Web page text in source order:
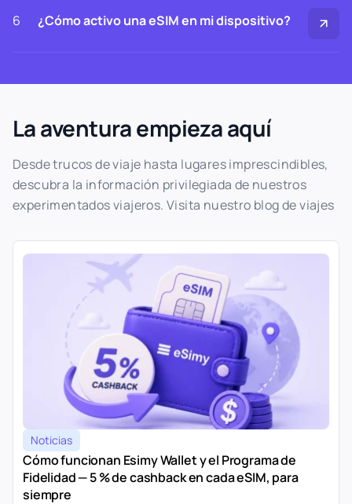
6 ¿Cómo activo una eSIM en mi dispositivo?
La aventura empieza aquí
Desde trucos de viaje hasta lugares imprescindibles,
descubra la información privilegiada de nuestros
experimentados viajeros. Visita nuestro blog de viajes
Noticias
Cómo funcionan Esimy Wallet y el Programa de
Fidelidad — 5 % de cashback en cada eSIM, para
siempre